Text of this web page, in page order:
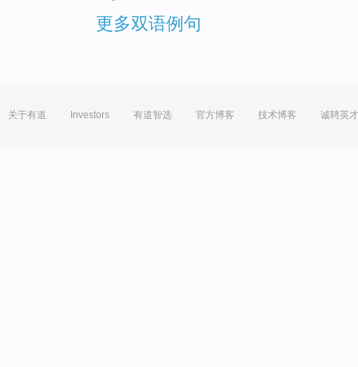
更多双语例句
关于有道 Investors 有道智选 官方博客 技术博客 诚聘英才